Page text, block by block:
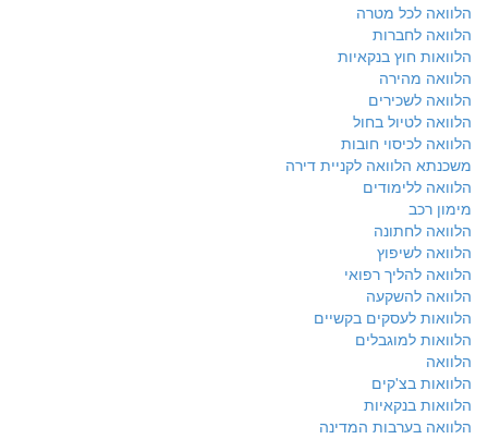
הלוואה לכל מטרה
הלוואה לחברות
הלוואות חוץ בנקאיות
הלוואה מהירה
הלוואה לשכירים
הלוואה לטיול בחול
הלוואה לכיסוי חובות
משכנתא הלוואה לקניית דירה
הלוואה ללימודים
מימון רכב
הלוואה לחתונה
הלוואה לשיפוץ
הלוואה להליך רפואי
הלוואה להשקעה
הלוואות לעסקים בקשיים
הלוואות למוגבלים
הלוואה
הלוואות בצ'קים
הלוואות בנקאיות
הלוואה בערבות המדינה